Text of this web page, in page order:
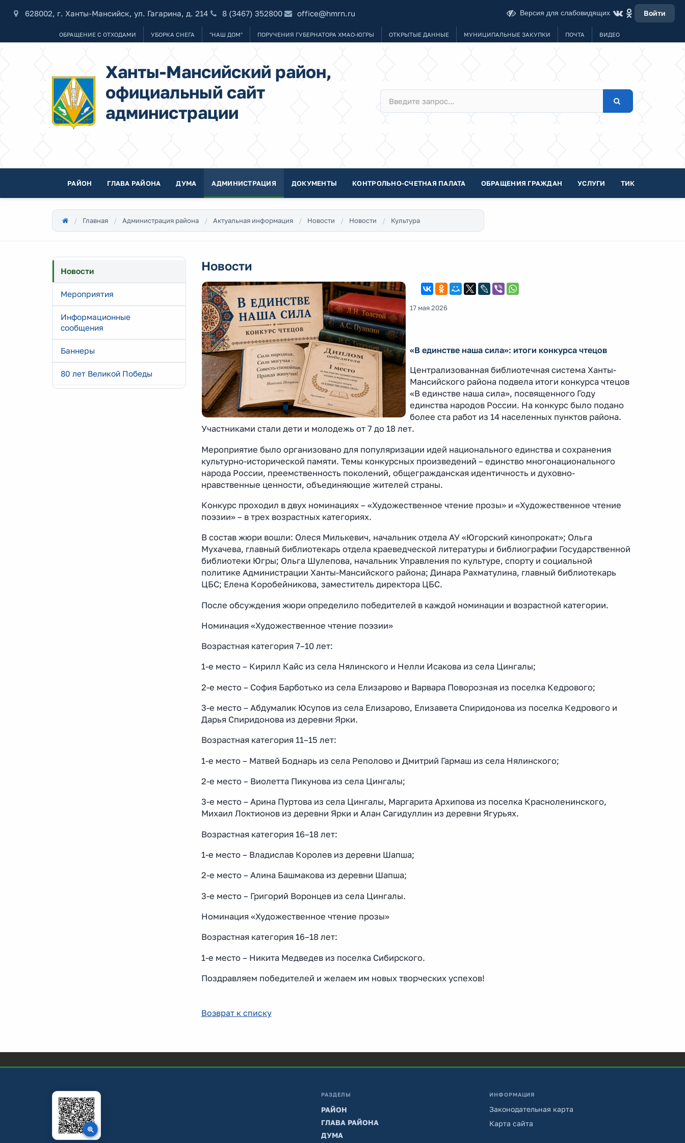
628002, г. Ханты-Мансийск, ул. Гагарина, д. 214 8 (3467) 352800 office@hmrn.ru Версия для слабовидящих Войти
ОБРАЩЕНИЕ С ОТХОДАМИ УБОРКА СНЕГА "НАШ ДОМ" ПОРУЧЕНИЯ ГУБЕРНАТОРА ХМАО-ЮГРЫ ОТКРЫТЫЕ ДАННЫЕ МУНИЦИПАЛЬНЫЕ ЗАКУПКИ ПОЧТА ВИДЕО
Ханты-Мансийский район,
официальный сайт
администрации
РАЙОН ГЛАВА РАЙОНА ДУМА АДМИНИСТРАЦИЯ ДОКУМЕНТЫ КОНТРОЛЬНО-СЧЕТНАЯ ПАЛАТА ОБРАЩЕНИЯ ГРАЖДАН УСЛУГИ ТИК
Главная Администрация района Актуальная информация Новости Новости Культура
Новости
Мероприятия
Информационные
сообщения
Баннеры
80 лет Великой Победы
Новости
17 мая 2026
«В единстве наша сила»: итоги конкурса чтецов
Централизованная библиотечная система Ханты-
Мансийского района подвела итоги конкурса чтецов
«В единстве наша сила», посвященного Году
единства народов России. На конкурс было подано
более ста работ из 14 населенных пунктов района.
Участниками стали дети и молодежь от 7 до 18 лет.
Мероприятие было организовано для популяризации идей национального единства и сохранения
культурно-исторической памяти. Темы конкурсных произведений – единство многонационального
народа России, преемственность поколений, общегражданская идентичность и духовно-
нравственные ценности, объединяющие жителей страны.
Конкурс проходил в двух номинациях – «Художественное чтение прозы» и «Художественное чтение
поэзии» – в трех возрастных категориях.
В состав жюри вошли: Олеся Милькевич, начальник отдела АУ «Югорский кинопрокат»; Ольга
Мухачева, главный библиотекарь отдела краеведческой литературы и библиографии Государственной
библиотеки Югры; Ольга Шулепова, начальник Управления по культуре, спорту и социальной
политике Администрации Ханты-Мансийского района; Динара Рахматулина, главный библиотекарь
ЦБС; Елена Коробейникова, заместитель директора ЦБС.
После обсуждения жюри определило победителей в каждой номинации и возрастной категории.
Номинация «Художественное чтение поэзии»
Возрастная категория 7–10 лет:
1-е место – Кирилл Кайс из села Нялинского и Нелли Исакова из села Цингалы;
2-е место – София Барботько из села Елизарово и Варвара Поворозная из поселка Кедрового;
3-е место – Абдумалик Юсупов из села Елизарово, Елизавета Спиридонова из поселка Кедрового и
Дарья Спиридонова из деревни Ярки.
Возрастная категория 11–15 лет:
1-е место – Матвей Боднарь из села Реполово и Дмитрий Гармаш из села Нялинского;
2-е место – Виолетта Пикунова из села Цингалы;
3-е место – Арина Пуртова из села Цингалы, Маргарита Архипова из поселка Красноленинского,
Михаил Локтионов из деревни Ярки и Алан Сагидуллин из деревни Ягурьях.
Возрастная категория 16–18 лет:
1-е место – Владислав Королев из деревни Шапша;
2-е место – Алина Башмакова из деревни Шапша;
3-е место – Григорий Воронцев из села Цингалы.
Номинация «Художественное чтение прозы»
Возрастная категория 16–18 лет:
1-е место – Никита Медведев из поселка Сибирского.
Поздравляем победителей и желаем им новых творческих успехов!
Возврат к списку
РАЗДЕЛЫ
РАЙОН
ГЛАВА РАЙОНА
ДУМА
ИНФОРМАЦИЯ
Законодательная карта
Карта сайта